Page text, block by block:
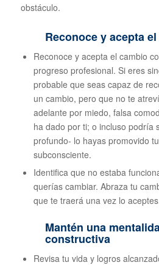
obstáculo.
Reconoce y acepta
Reconoce y acepta el cambio
progreso profesional. Si eres
probable que seas capaz de
un cambio, pero que no te
adelante por miedo, falsa
ha dado por ti; o incluso podría
profundo- lo hayas promovido
subconsciente.
Identifica que no estaba
querías cambiar. Abraza tu
que te traerá una vez lo
Mantén una
constructiva
Revisa tu vida y logros